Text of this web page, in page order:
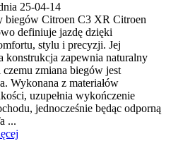
25-04-14
biegów Citroen C3 XR Citroen
definiuje jazdę dzięki
stylu i precyzji. Jej
konstrukcja zapewnia naturalny
zmiana biegów jest
Wykonana z materiałów
uzupełnia wykończenie
jednocześnie będąc odporną
...